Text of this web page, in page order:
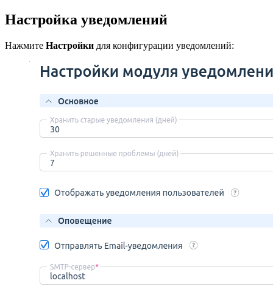
Настройка уведомлений
Нажмите Настройки для конфигурации уведомлений: